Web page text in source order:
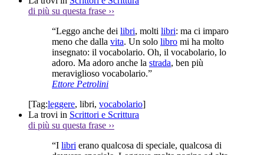
di più su questa frase ››
“Leggo anche dei libri, molti libri: ma ci imparo
meno che dalla vita. Un solo libro mi ha molto
insegnato: il vocabolario. Oh, il vocabolario, lo
adoro. Ma adoro anche la strada, ben più
meraviglioso vocabolario.”
Ettore Petrolini
[Tag:leggere, libri, vocabolario]
La trovi in Scrittori e Scrittura
di più su questa frase ››
“I libri erano qualcosa di speciale, qualcosa di